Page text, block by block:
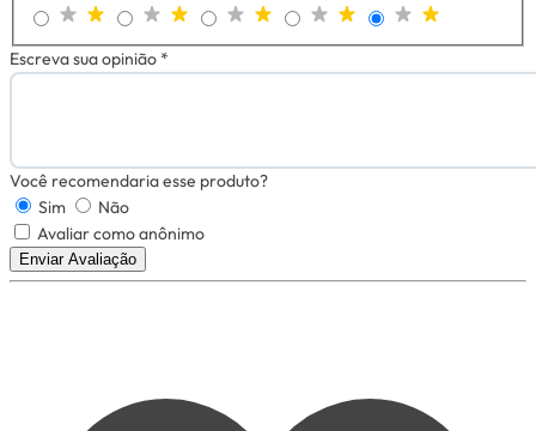
Escreva sua opinião *
Você recomendaria esse produto?
Sim
Não
Avaliar como anônimo
Enviar Avaliação